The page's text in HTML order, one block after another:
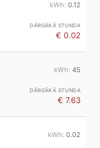
0.12
€ 0.02
45
€ 7.63
0.02